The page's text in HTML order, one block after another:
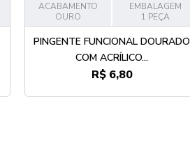
ACABAMENTO
OURO
EMBALAGEM
1 PEÇA
PINGENTE FUNCIONAL DOURADO
COM ACRÍLICO...
R$ 6,80